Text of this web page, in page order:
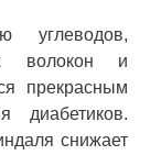
углеводов,
волокон и
прекрасным
диабетиков.
снижает